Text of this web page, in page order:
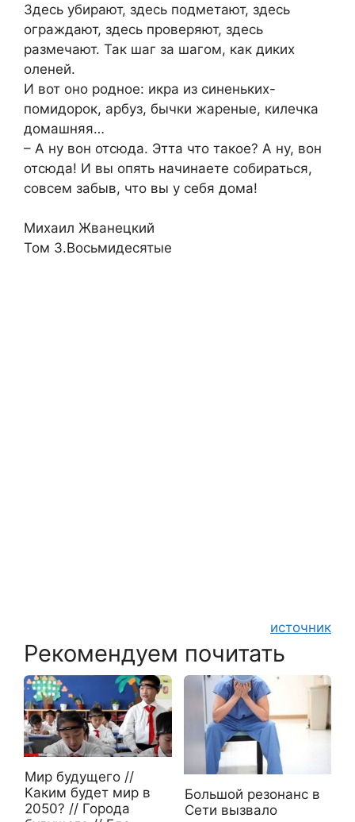
Здесь убирают, здесь подметают, здесь
ограждают, здесь проверяют, здесь
размечают. Так шаг за шагом, как диких
оленей.
И вот оно родное: икра из синеньких-
помидорок, арбуз, бычки жареные, килечка
домашняя…
– А ну вон отсюда. Этта что такое? А ну, вон
отсюда! И вы опять начинаете собираться,
совсем забыв, что вы у себя дома!
Михаил Жванецкий
Том 3.Восьмидесятые
источник
Рекомендуем почитать
Мир будущего //
Каким будет мир в
2050? // Города
Большой резонанс в
Сети вызвало